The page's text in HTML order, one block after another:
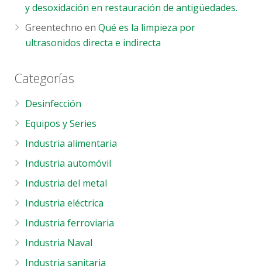
y desoxidación en restauración de antigüedades.
Greentechno enQué es la limpieza por
ultrasonidos directa e indirecta
Categorías
Desinfección
Equipos y Series
Industria alimentaria
Industria automóvil
Industria del metal
Industria eléctrica
Industria ferroviaria
Industria Naval
Industria sanitaria